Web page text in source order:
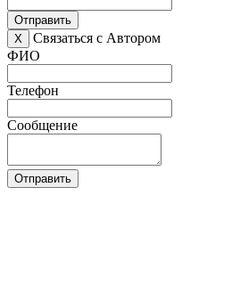
Отправить
X
Связаться с Автором
ФИО
Телефон
Сообщение
Отправить